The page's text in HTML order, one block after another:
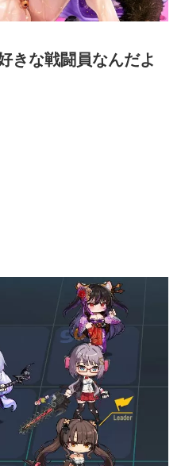
きな戦闘員なんだよ